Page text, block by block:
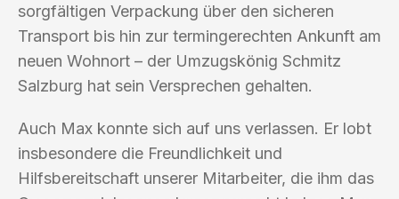
sorgfältigen Verpackung über den sicheren
Transport bis hin zur termingerechten Ankunft am
neuen Wohnort – der Umzugskönig Schmitz
Salzburg hat sein Versprechen gehalten.
Auch Max konnte sich auf uns verlassen. Er lobt
insbesondere die Freundlichkeit und
Hilfsbereitschaft unserer Mitarbeiter, die ihm das